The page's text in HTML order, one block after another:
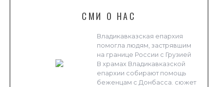
СМИ О НАС
Владикавказская епархия
помогла людям, застрявшим
на границе России с Грузией
В храмах Владикавказской
епархии собирают помощь
беженцам с Донбасса. сюжет